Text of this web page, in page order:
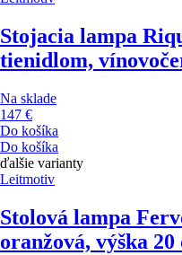
Stojacia lampa
tienidlom,
Na sklade
147 €
Do košíka
Do košíka
ďalšie varianty
Leitmotiv
Stolová lampa
oranžová, výška 20